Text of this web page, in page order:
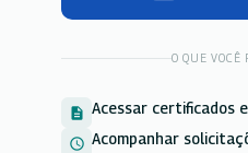
O QUE VOCÊ
description Acessar certificados
schedule Acompanhar